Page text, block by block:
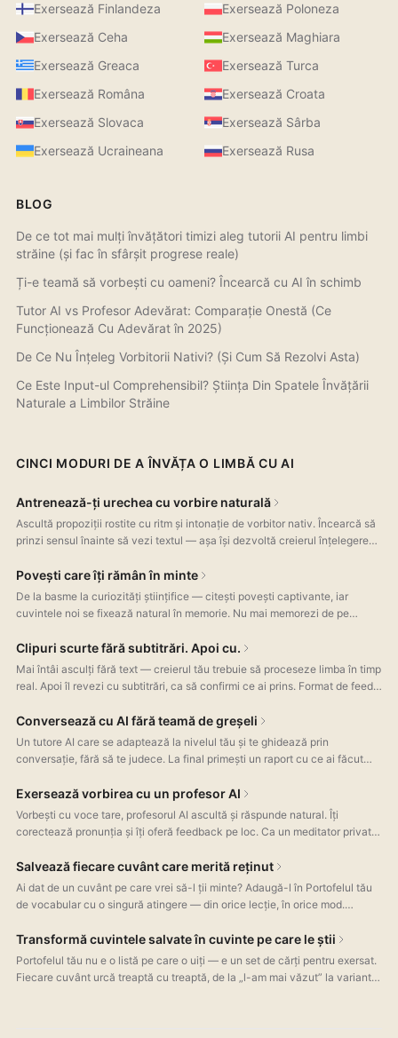
Exersează Finlandeza
Exersează Poloneza
Exersează Ceha
Exersează Maghiara
Exersează Greaca
Exersează Turca
Exersează Româna
Exersează Croata
Exersează Slovaca
Exersează Sârba
Exersează Ucraineana
Exersează Rusa
BLOG
De ce tot mai mulți învățători timizi aleg tutorii AI pentru limbi
străine (și fac în sfârșit progrese reale)
Ți-e teamă să vorbești cu oameni? Încearcă cu AI în schimb
Tutor AI vs Profesor Adevărat: Comparație Onestă (Ce
Funcționează Cu Adevărat în 2025)
De Ce Nu Înțeleg Vorbitorii Nativi? (Și Cum Să Rezolvi Asta)
Ce Este Input-ul Comprehensibil? Știința Din Spatele Învățării
Naturale a Limbilor Străine
CINCI MODURI DE A ÎNVĂȚA O LIMBĂ CU AI
Antrenează-ți urechea cu vorbire naturală
Ascultă propoziții rostite cu ritm și intonație de vorbitor nativ. Încearcă să
prinzi sensul înainte să vezi textul — așa își dezvoltă creierul înțelegerea
Povești care îți rămân în minte
De la basme la curiozități științifice — citești povești captivante, iar
cuvintele noi se fixează natural în memorie. Nu mai memorezi de pe
gramaticală.
Clipuri scurte fără subtitrări. Apoi cu.
Mai întâi asculți fără text — creierul tău trebuie să proceseze limba în timp
real. Apoi îl revezi cu subtitrări, ca să confirmi ce ai prins. Format de feed
Conversează cu AI fără teamă de greșeli
Un tutore AI care se adaptează la nivelul tău și te ghidează prin
conversație, fără să te judece. La final primești un raport cu ce ai făcut
incluse.
Exersează vorbirea cu un profesor AI
Vorbești cu voce tare, profesorul AI ascultă și răspunde natural. Îți
corectează pronunția și îți oferă feedback pe loc. Ca un meditator privat
Salvează fiecare cuvânt care merită reținut
Ai dat de un cuvânt pe care vrei să-l ții minte? Adaugă-l în Portofelul tău
de vocabular cu o singură atingere — din orice lecție, în orice mod.
sensuri folosite în vorbirea reală și audio, totul păstrat direct pe
dispozitivul tău.
Transformă cuvintele salvate în cuvinte pe care le știi
Portofelul tău nu e o listă pe care o uiți — e un set de cărți pentru exersat.
Fiecare cuvânt urcă treaptă cu treaptă, de la „l-am mai văzut” la variante